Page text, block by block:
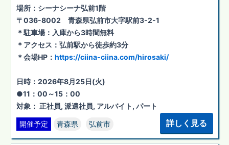
場所：シーナシーナ弘前1階
〒036-8002 青森県弘前市大字駅前3-2-1
＊駐車場：入庫から3時間無料
＊アクセス：弘前駅から徒歩約3分
＊会場HP： https://ciina-ciina.com/hirosaki/
日時：2026年8月25日(火)
●11：00～15：00
対象： 正社員, 派遣社員, アルバイト, パート
開催予定 青森県 弘前市 詳しく見る